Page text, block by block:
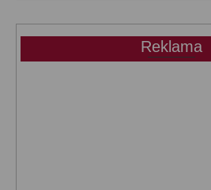
Reklama